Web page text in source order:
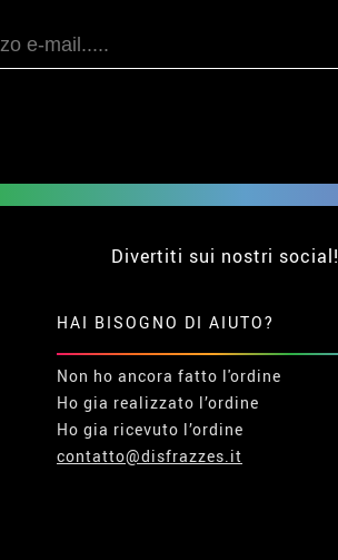
Divertiti sui nostri social!
HAI BISOGNO DI AIUTO?
Non ho ancora fatto l'ordine
Ho gia realizzato l’ordine
Ho gia ricevuto l’ordine
contatto@disfrazzes.it